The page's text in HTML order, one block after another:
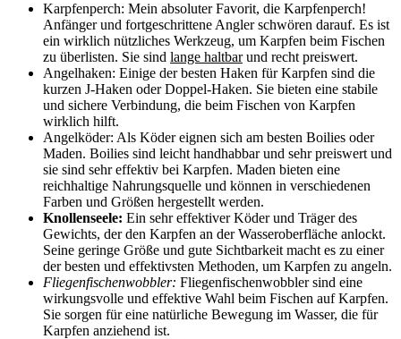
Karpfenperch: Mein absoluter Favorit, die Karpfenperch!
Anfänger und fortgeschrittene Angler schwören darauf. Es ist
ein wirklich nützliches Werkzeug, um Karpfen beim Fischen
zu überlisten. Sie sind lange haltbarund recht preiswert.
Angelhaken: Einige der besten Haken für Karpfen sind die
kurzen J-Haken oder Doppel-Haken. Sie bieten eine stabile
und sichere Verbindung, die beim Fischen von Karpfen
wirklich hilft.
Angelköder: Als Köder eignen sich am besten Boilies oder
Maden. Boilies sind leicht handhabbar und sehr preiswert und
sie sind sehr effektiv bei Karpfen. Maden bieten eine
reichhaltige Nahrungsquelle und können in verschiedenen
Farben und Größen hergestellt werden.
Knollenseele: Ein sehr effektiver Köder und Träger des
Gewichts, der den Karpfen an der Wasseroberfläche anlockt.
Seine geringe Größe und gute Sichtbarkeit macht es zu einer
der besten und effektivsten Methoden, um Karpfen zu angeln.
Fliegenfischenwobbler: Fliegenfischenwobbler sind eine
wirkungsvolle und effektive Wahl beim Fischen auf Karpfen.
Sie sorgen für eine natürliche Bewegung im Wasser, die für
Karpfen anziehend ist.